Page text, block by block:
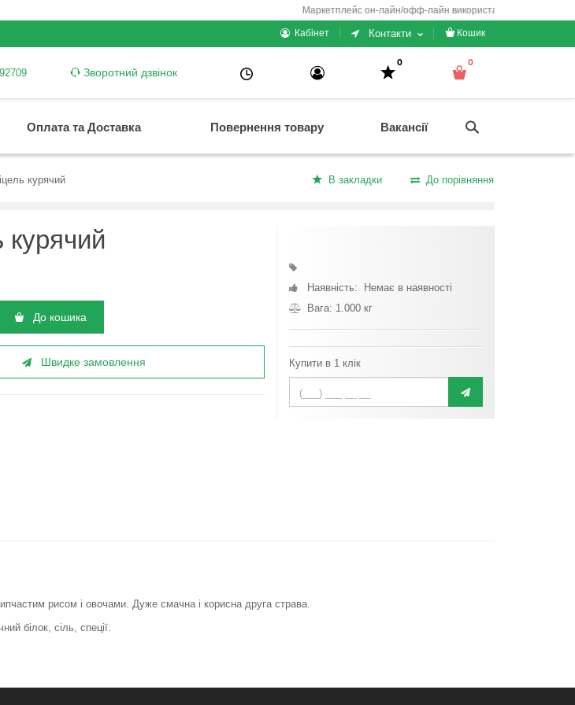
Маркетплейс он-лайн/офф-лайн використання + електронні
Кабінет Контакти Кошик
Зворотний дзвінок
0 0
Оплата та Доставка Повернення товару Вакансії
курячий В закладки До порівняння
курячий
До кошика
Швидке замовлення
Наявність: Немає в наявності
Вага: 1.000 кг
Купити в 1 клік
рисом і овочами. Дуже смачна і корисна друга страва.
білок, сіль, спеції.